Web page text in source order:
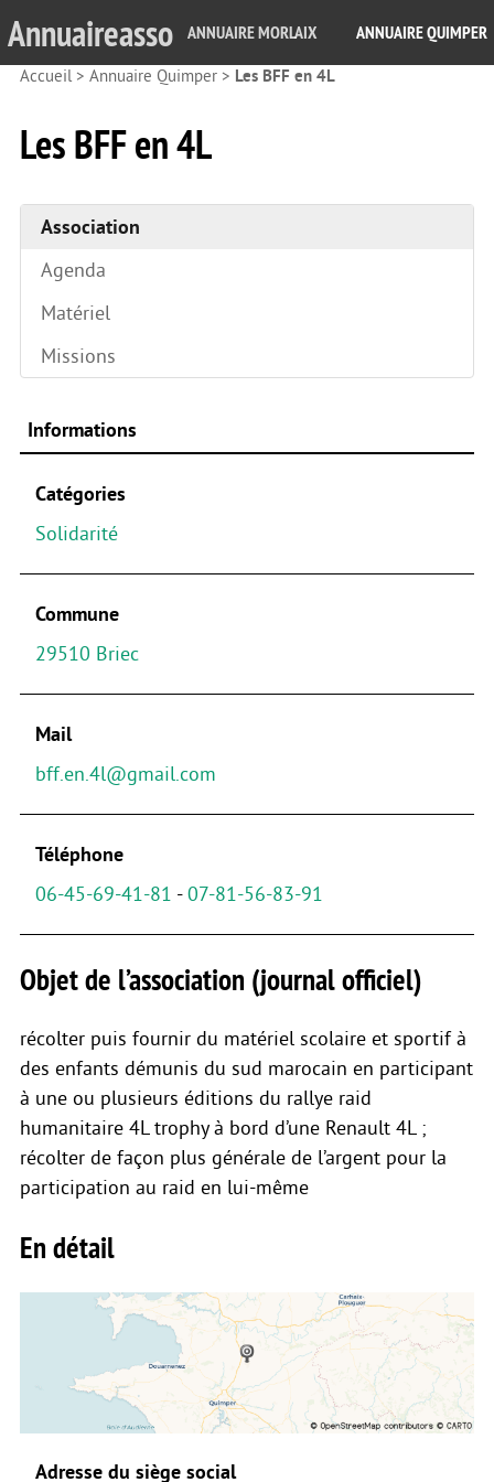
Annuaireasso ANNUAIRE MORLAIX ANNUAIRE QUIMPER
Accueil> Annuaire Quimper > Les BFF en 4L
Les BFF en 4L
Association
Agenda
Matériel
Missions
Informations
Catégories
Solidarité
Commune
29510 Briec
Mail
bff.en.4l@gmail.com
Téléphone
06-45-69-41-81 - 07-81-56-83-91
Objet de l’association (journal officiel)
récolter puis fournir du matériel scolaire et sportif à
des enfants démunis du sud marocain en participant
à une ou plusieurs éditions du rallye raid
humanitaire 4L trophy à bord d’une Renault 4L ;
récolter de façon plus générale de l’argent pour la
participation au raid en lui-même
En détail
Adresse du siège social